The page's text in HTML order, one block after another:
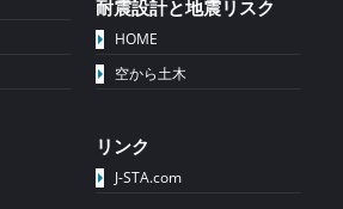
耐震設計と地震リスク
HOME
空から土木
リンク
J-STA.com